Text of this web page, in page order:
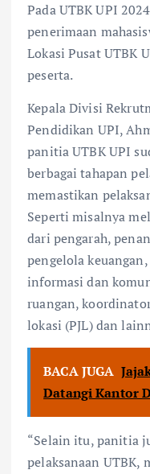
Pada UTBK UPI
penerimaan
Lokasi Pusat UTBK
peserta.
Kepala Divisi
Pendidikan UPI,
panitia UTBK UPI
berbagai tahapan
memastikan
Seperti misalnya
dari pengarah,
pengelola
informasi dan
ruangan,
lokasi (PJL) dan
BACA JUGA
Datangi Kantor
“Selain itu, panitia
pelaksanaan UTBK,